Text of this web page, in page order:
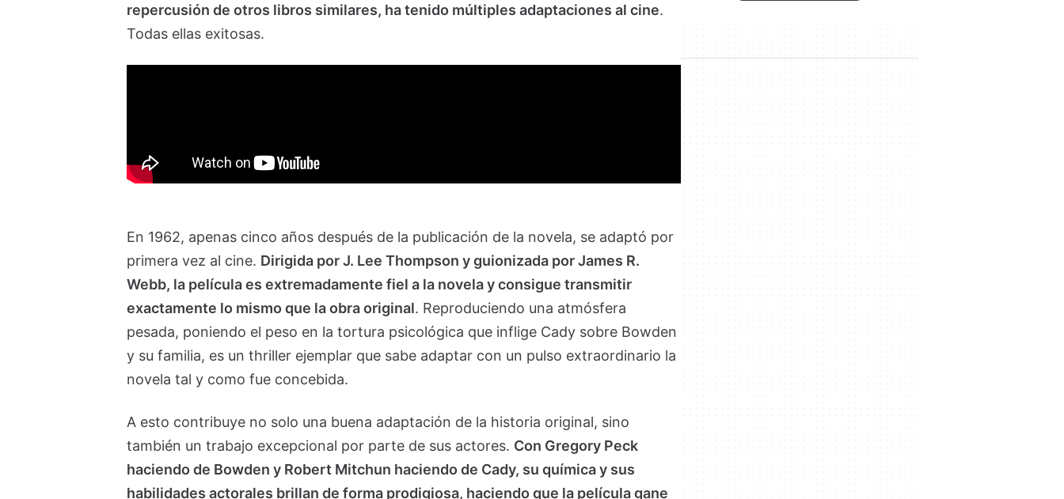
repercusión de otros libros similares, ha tenido múltiples adaptaciones al cine.
Todas ellas exitosas.
En 1962, apenas cinco años después de la publicación de la novela, se adaptó por
primera vez al cine. Dirigida por J. Lee Thompson y guionizada por James R.
Webb, la película es extremadamente fiel a la novela y consigue transmitir
exactamente lo mismo que la obra original. Reproduciendo una atmósfera
pesada, poniendo el peso en la tortura psicológica que inflige Cady sobre Bowden
y su familia, es un thriller ejemplar que sabe adaptar con un pulso extraordinario la
novela tal y como fue concebida.
A esto contribuye no solo una buena adaptación de la historia original, sino
también un trabajo excepcional por parte de sus actores. Con Gregory Peck
haciendo de Bowden y Robert Mitchun haciendo de Cady, su química y sus
habilidades actorales brillan de forma prodigiosa, haciendo que la película gane